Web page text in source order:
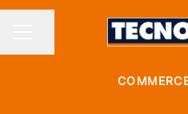
MENU CARRIÈRE
Partager la page